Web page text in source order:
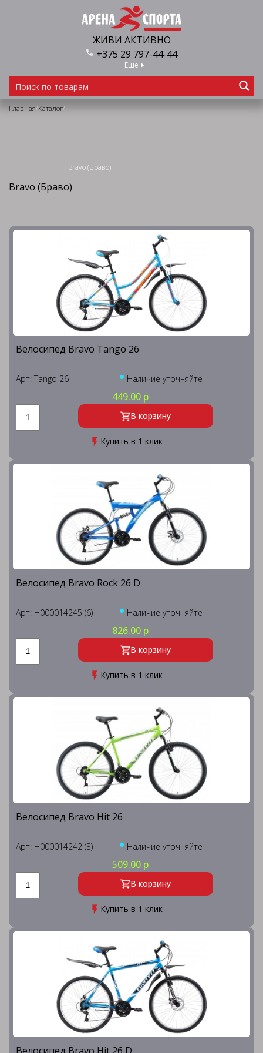
ЖИВИ АКТИВНО
+375 29 797-44-44
Еще
Главная/Каталог/
Bravo (Браво)
Bravo (Браво)
Велосипед Bravo Tango 26
Арт: Tango 26 Наличие уточняйте
449.00 р
В корзину
Купить в 1 клик
Велосипед Bravo Rock 26 D
Арт: H000014245 (6) Наличие уточняйте
826.00 р
В корзину
Купить в 1 клик
Велосипед Bravo Hit 26
Арт: H000014242 (3) Наличие уточняйте
509.00 р
В корзину
Купить в 1 клик